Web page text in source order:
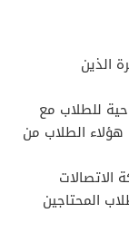
الذين
للطلاب مع
الطلاب من
المحتاجين